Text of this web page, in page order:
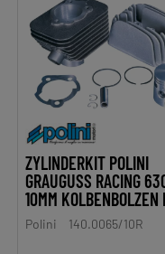
ZYLINDERKIT POLINI
GRAUGUSS RACING
10MM KOLBENBOLZEN
PIAGGIO CIAO
Polini 140.0065/10R